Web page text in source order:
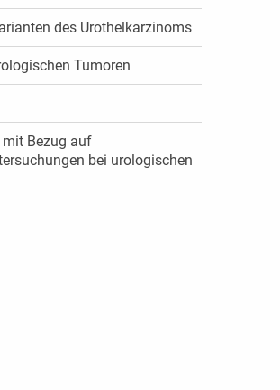
des Urothelkarzinoms
Tumoren
Bezug auf
bei urologischen